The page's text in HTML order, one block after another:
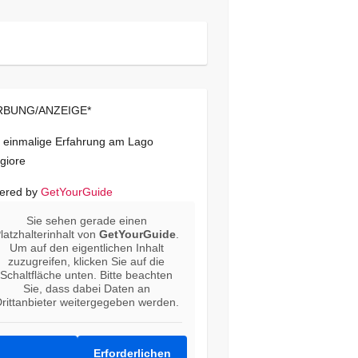
ANZEIGE*
einmalige Erfahrung am Lago
by GetYourGuide
Sie sehen gerade einen
vonGetYourGuide
Um auf den eigentlichen Inhalt
zuzugreifen, klicken Sie auf die
Schaltfläche unten. Bitte beachten
Sie, dass dabei Daten an
weitergegeben werden.
Erforderlichen